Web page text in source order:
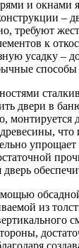
и окнами
–
требуют
к
усадку –
способы
двери в
монтируется
что
упрощает
из